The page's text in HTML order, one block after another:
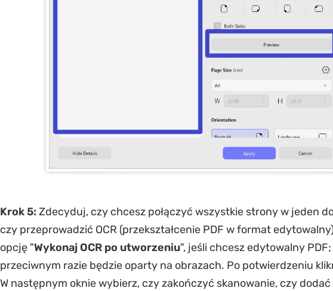
Krok 5: Zdecyduj, czy chcesz połączyć wszystkie strony w jeden
czy przeprowadzić OCR (przekształcenie PDF w format
opcję "Wykonaj OCR po utworzeniu", jeśli chcesz edytowalny
przeciwnym razie będzie oparty na obrazach. Po potwierdzeniu
W następnym oknie wybierz, czy zakończyć skanowanie, czy